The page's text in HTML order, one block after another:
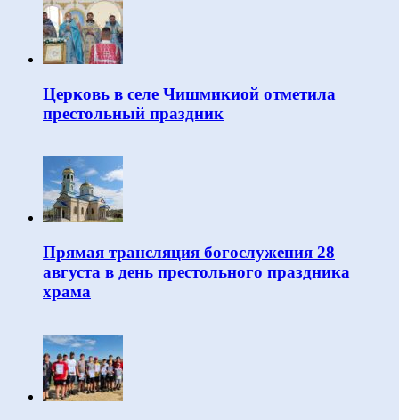
Церковь в селе Чишмикиой отметила
престольный праздник
Прямая трансляция богослужения 28
августа в день престольного праздника
храма